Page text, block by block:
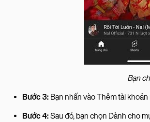
Bạn
Bước 3: Bạn nhấn vào Thêm tài
Bước 4: Sau đó, bạn chọn Dành cho